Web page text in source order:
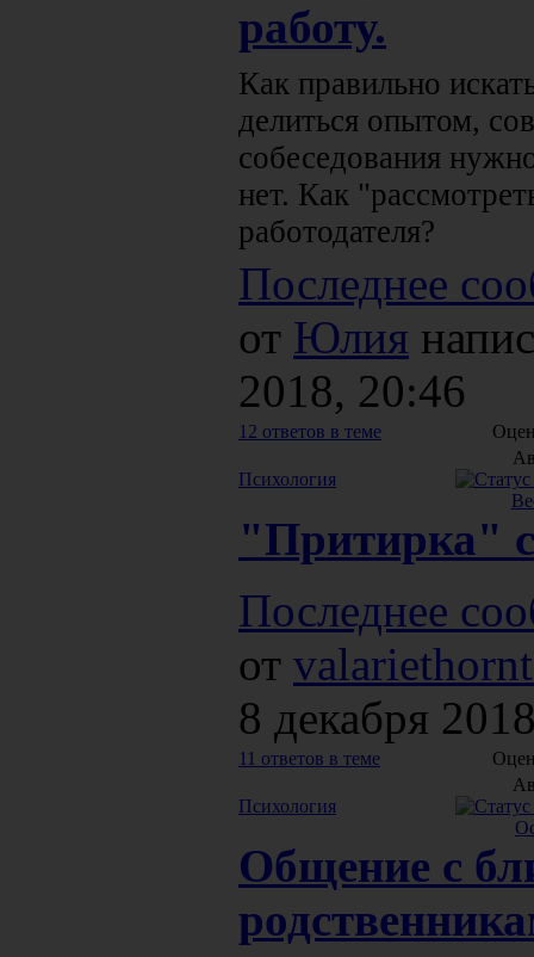
работу.
Как правильно
делиться опытом,
собеседования
нет. Как
работодателя?
Последнее
от Юлия
2018, 20:46
12 ответов в теме
Психология
"Притирка"
Последнее
от
8 декабря
11 ответов в теме
Психология
Общение с